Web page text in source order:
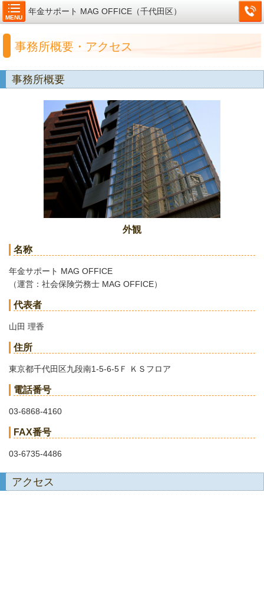
MENU
年金サポート MAG OFFICE（千代田区）
事務所概要・アクセス
事務所概要
外観
名称
年金サポート MAG OFFICE
（運営：社会保険労務士 MAG OFFICE）
代表者
山田 理香
住所
東京都千代田区九段南1-5-6-5Ｆ ＫＳフロア
電話番号
03-6868-4160
FAX番号
03-6735-4486
アクセス